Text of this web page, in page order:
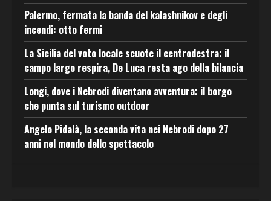
Palermo, fermata la banda del kalashnikov e degli
incendi: otto fermi
La Sicilia del voto locale scuote il centrodestra: il
campo largo respira, De Luca resta ago della bilancia
Longi, dove i Nebrodi diventano avventura: il borgo
che punta sul turismo outdoor
Angelo Pidalà, la seconda vita nei Nebrodi dopo 27
anni nel mondo dello spettacolo